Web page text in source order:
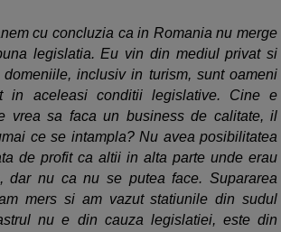
cu concluzia ca in Romania nu merge
legislatia. Eu vin din mediul privat si
inclusiv in turism, sunt oameni
in aceleasi conditii legislative. Cine e
vrea sa faca un business de calitate, il
ce se intampla? Nu avea posibilitatea
de profit ca altii in alta parte unde erau
dar nu ca nu se putea face. Supararea
mers si am vazut statiunile din sudul
nu e din cauza legislatiei, este din